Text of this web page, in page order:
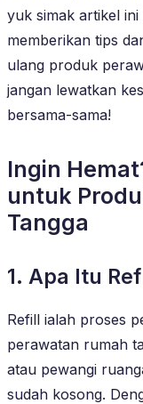
yuk simak artikel ini
memberikan tips
ulang produk
jangan lewatkan
bersama-sama!
Ingin
untuk
Tangga
1. Apa Itu
Refill ialah proses
perawatan rumah
atau pewangi
sudah kosong.